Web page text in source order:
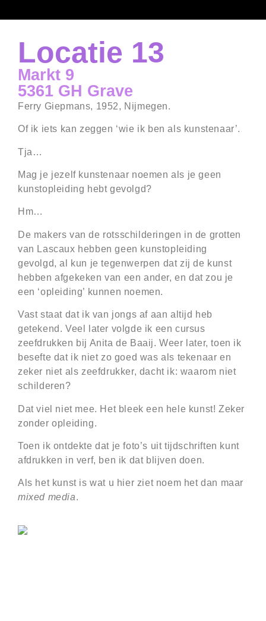
Locatie 13
Markt 9
5361 GH Grave
Ferry Giepmans, 1952, Nijmegen.
Of ik iets kan zeggen ‘wie ik ben als kunstenaar’.
Tja…
Mag je jezelf kunstenaar noemen als je geen
kunstopleiding hebt gevolgd?
Hm…
De makers van de rotsschilderingen in de grotten
van Lascaux hebben geen kunstopleiding
gevolgd, al kun je tegenwerpen dat zij de kunst
hebben afgekeken van een ander, en dat zou je
een ‘opleiding’ kunnen noemen.
Vast staat dat ik van jongs af aan altijd heb
getekend. Veel later volgde ik een cursus
zeefdrukken bij Anita de Baaij. Weer later, toen ik
besefte dat ik niet zo goed was als tekenaar en
zeker niet als zeefdrukker, dacht ik: waarom niet
schilderen?
Dat viel niet mee. Het bleek een hele kunst! Zeker
zonder opleiding.
Toen ik ontdekte dat je foto’s uit tijdschriften kunt
afdrukken in verf, ben ik dat blijven doen.
Als het kunst is wat u hier ziet noem het dan maar
mixed media.